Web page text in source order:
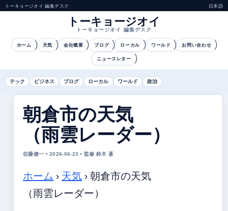
トーキョージオイ 編集デスク 日本語
トーキョージオイ
トーキョージオイ 編集デスク
ホーム 天気 会社概要 ブログ ローカル ワールド お問い合わせ
ニュースレター
テック ビジネス ブログ ローカル ワールド 政治
朝倉市の天気
（雨雲レーダー）
佐藤健一 • 2026-06-23 • 監修 鈴木 蒼
ホーム › 天気 ›朝倉市の天気
（雨雲レーダー）